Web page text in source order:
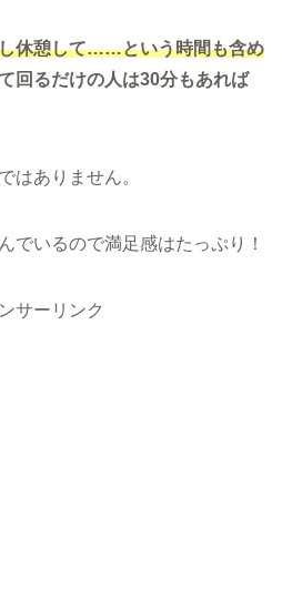
休憩して……という時間も含め
回るだけの人は30分もあれば
はありません。
でいるので満足感はたっぷり！
サーリンク